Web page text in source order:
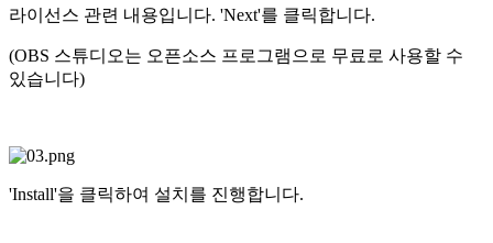
라이선스 관련 내용입니다. 'Next'를 클릭합니다.
(OBS 스튜디오는 오픈소스 프로그램으로 무료로 사용할 수
있습니다)
'Install'을 클릭하여 설치를 진행합니다.